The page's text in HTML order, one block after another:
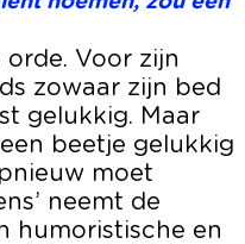
Voor zijn
zowaar zijn bed
gelukkig. Maar
beetje gelukkig
moet
neemt de
humoristische en